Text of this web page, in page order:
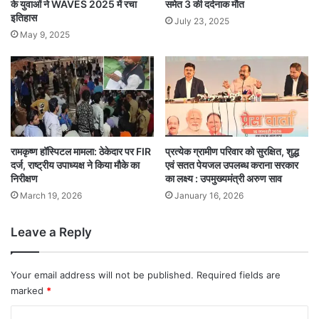
के युवाओं ने WAVES 2025 में रचा
इतिहास
May 9, 2025
समेत 3 की दर्दनाक मौत
July 23, 2025
रामकृष्ण हॉस्पिटल मामला: ठेकेदार पर FIR
दर्ज, राष्ट्रीय उपाध्यक्ष ने किया मौके का
निरीक्षण
March 19, 2026
प्रत्येक ग्रामीण परिवार को सुरक्षित, शुद्ध
एवं सतत पेयजल उपलब्ध कराना सरकार
का लक्ष्य : उपमुख्यमंत्री अरुण साव
January 16, 2026
Leave a Reply
Your email address will not be published. Required fields are
marked *